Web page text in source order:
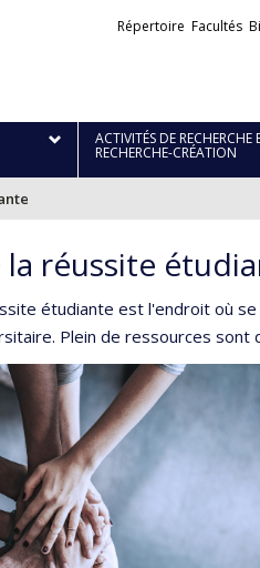
Liens
Répertoire Facultés
ACTIVITÉS DE RECHERCHE
RECHERCHE-CRÉATION
la réussite
étudiante est l'endroit où
Plein de ressources sont